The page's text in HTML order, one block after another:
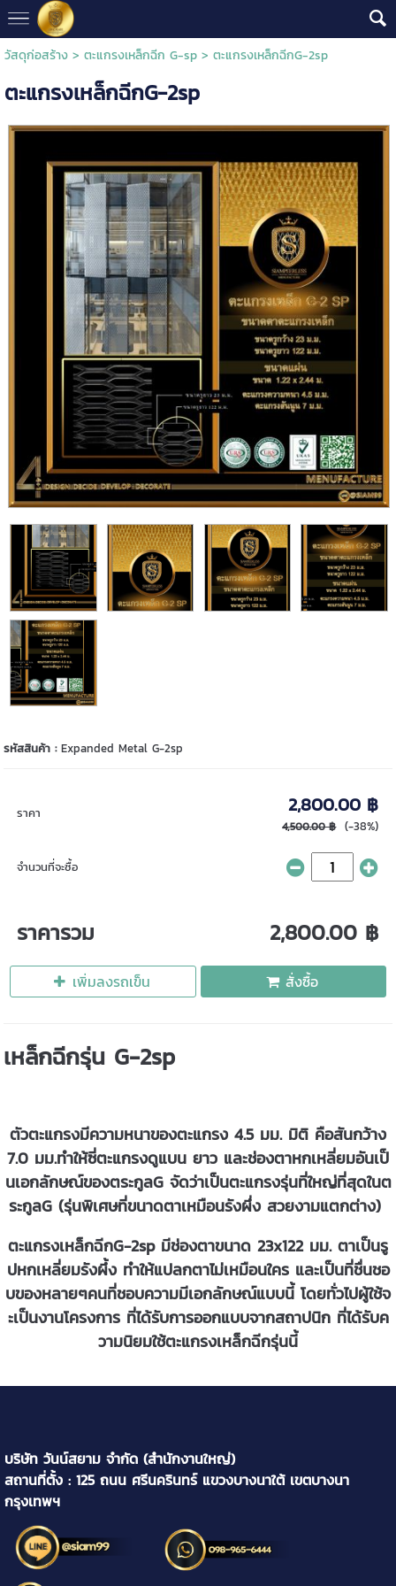
วัสดุก่อสร้าง> ตะแกรงเหล็กฉีก G-sp> ตะแกรงเหล็กฉีกG-2sp
ตะแกรงเหล็กฉีกG-2sp
รหัสสินค้า :Expanded Metal G-2sp
ราคา 2,800.00 ฿
4,500.00 ฿ (-38%)
จำนวนที่จะซื้อ
ราคารวม 2,800.00 ฿
เพิ่มลงรถเข็น สั่งซื้อ
เหล็กฉีกรุ่น G-2sp
ตัวตะแกรงมีความหนาของตะแกรง 4.5 มม. มิติ คือสันกว้าง
7.0 มม.ทำให้ซี่ตะแกรงดูแบน ยาว และช่องตาหกเหลี่ยมอันเป็
นเอกลักษณ์ของตระกูลG จัดว่าเป็นตะแกรงรุ่นที่ใหญ่ที่สุดในต
ระกูลG (รุ่นพิเศษที่ขนาดตาเหมือนรังผึ่ง สวยงามแตกต่าง)
ตะแกรงเหล็กฉีกG-2sp มีช่องตาขนาด 23x122 มม. ตาเป็นรู
ปหกเหลี่ยมรังผึ้ง ทำให้แปลกตาไม่เหมือนใคร และเป็นที่ชื่นชอ
บของหลายๆคนที่ชอบความมีเอกลักษณ์แบบนี้ โดยทั่วไปผู้ใช้จ
ะเป็นงานโครงการ ที่ได้รับการออกแบบจากสถาปนิก ที่ได้รับค
วามนิยมใช้ตะแกรงเหล็กฉีกรุ่นนี้
บริษัท วันน์สยาม จำกัด (สำนักงานใหญ่)
สถานที่ตั้ง : 125 ถนน ศรีนครินทร์ แขวงบางนาใต้ เขตบางนา
กรุงเทพฯ